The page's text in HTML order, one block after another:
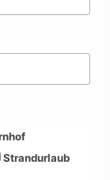
Strandurlaub